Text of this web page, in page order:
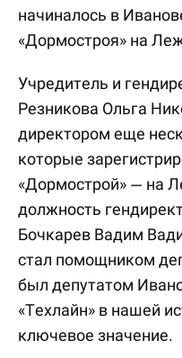
начиналось в
«Дормостроя» на
Учредитель и
Резникова Ольга
директором еще
которые
«Дормострой» — на
должность
Бочкарев Вадим
стал помощником
был депутатом
«Техлайн» в нашей
ключевое значение.